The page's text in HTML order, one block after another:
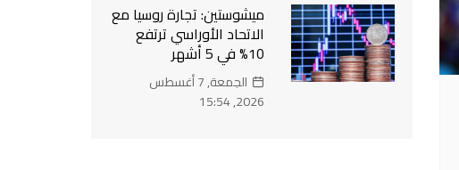
ميشوستين: تجارة روسيا مع
الاتحاد الأوراسي ترتفع
10% في 5 أشهر
الجمعة, 7 أغسطس
2026, 15:54